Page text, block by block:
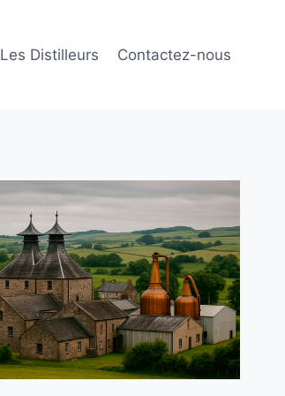
Les Distilleurs Contactez-nous